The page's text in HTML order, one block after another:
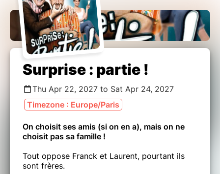
Surprise : partie !
Thu Apr 22, 2027 to Sat Apr 24, 2027
Timezone : Europe/Paris
On choisit ses amis (si on en a), mais on ne
choisit pas sa famille !
Tout oppose Franck et Laurent, pourtant ils
sont frères.